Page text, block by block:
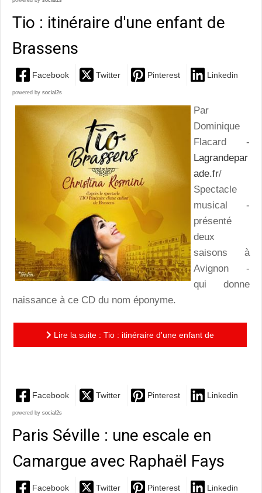
Tio : itinéraire d'une enfant de
Brassens
Facebook Twitter Pinterest Linkedin
powered by social2s
Par
Dominique
Flacard -
Lagrandepar
ade.fr/
Spectacle
musical -
présenté
deux
saisons à
Avignon -
qui donne
naissance à ce CD du nom éponyme.
Lire la suite : Tio : itinéraire d'une enfant de
Facebook Twitter Pinterest Linkedin
powered by social2s
Paris Séville : une escale en
Camargue avec Raphaël Fays
Facebook Twitter Pinterest Linkedin